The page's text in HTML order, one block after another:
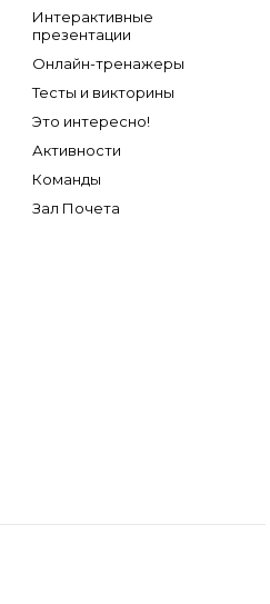
Интерактивные
презентации
Онлайн-тренажеры
Тесты и викторины
Это интересно!
Активности
Команды
Зал Почета